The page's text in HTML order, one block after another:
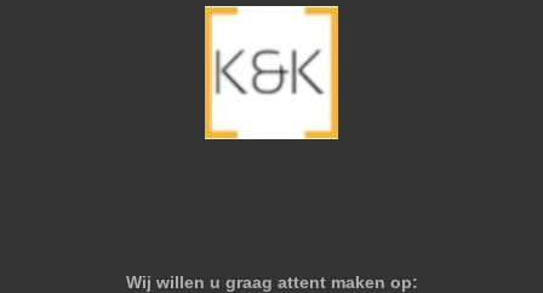
Wij willen u graag attent maken op: